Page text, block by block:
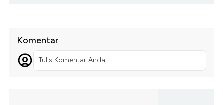
Komentar
Tulis Komentar Anda...